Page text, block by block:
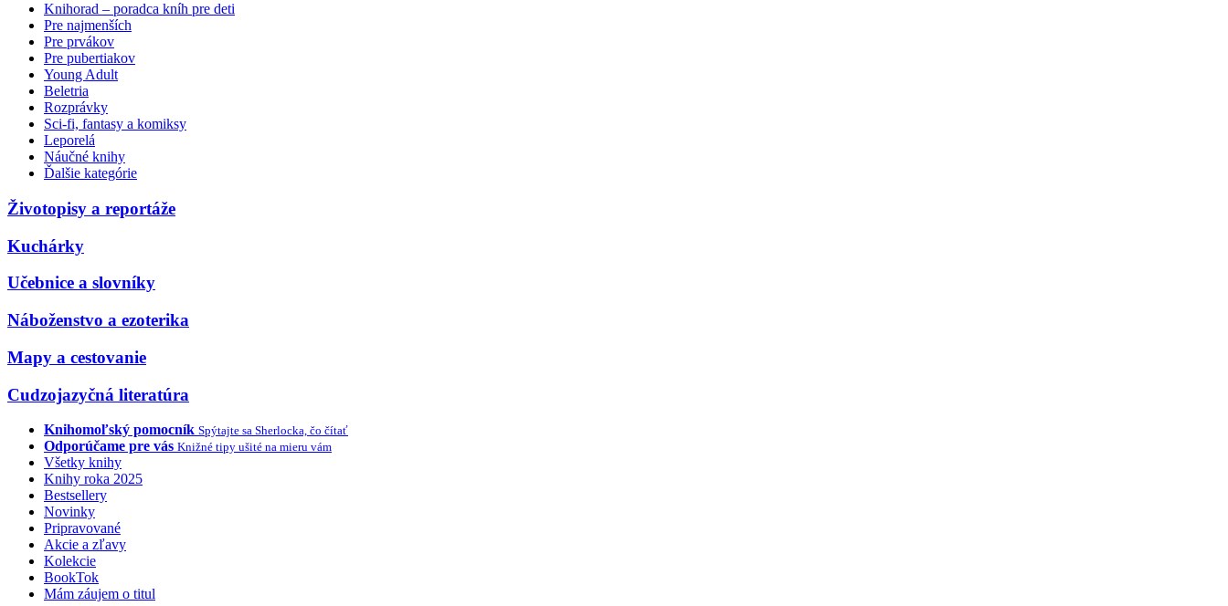
Knihorad – poradca kníh pre deti
Pre najmenších
Pre prvákov
Pre pubertiakov
Young Adult
Beletria
Rozprávky
Sci-fi, fantasy a komiksy
Leporelá
Náučné knihy
Ďalšie kategórie
Životopisy a reportáže
Kuchárky
Učebnice a slovníky
Náboženstvo a ezoterika
Mapy a cestovanie
Cudzojazyčná literatúra
Knihomoľský pomocník Spýtajte sa Sherlocka, čo čítať
Odporúčame pre vás Knižné tipy ušité na mieru vám
Všetky knihy
Knihy roka 2025
Bestsellery
Novinky
Pripravované
Akcie a zľavy
Kolekcie
BookTok
Mám záujem o titul